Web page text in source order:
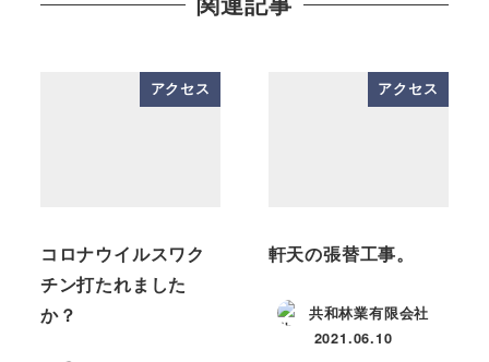
アクセス
コロナウイルスワク
チン打たれました
か？
アクセス
軒天の張替工事。
共和林業有限会社
投稿日
2021.06.10